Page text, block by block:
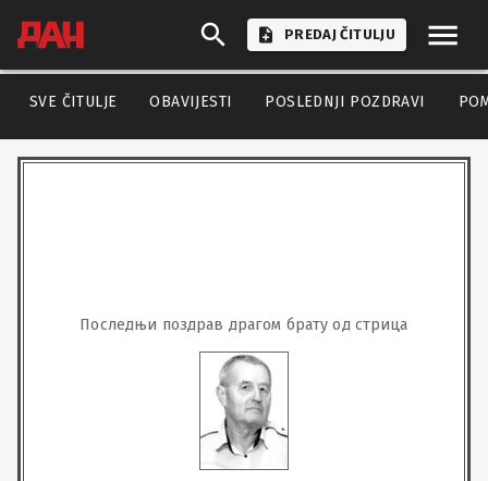
PREDAJ ČITULJU
SVE ČITULJE OBAVIJESTI POSLEDNJI POZDRAVI
Последњи поздрав драгом брату од стрица